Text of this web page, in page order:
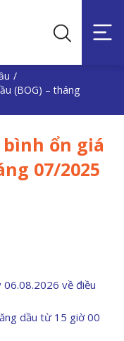
/
(BOG) – tháng
bình ổn giá
07/2025
về điều
dầu từ 15 giờ 00